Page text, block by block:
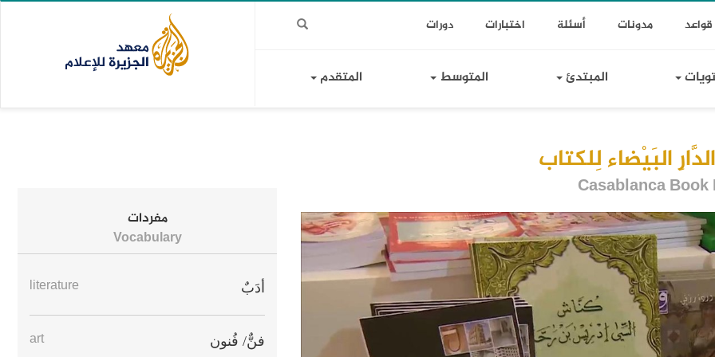
ToggleTop
قواعد مدونات أسئلة اختبارات دورات
المبتدئ المتوسط المتقدم
البَيْضاء لِلكتاب
Casablanca Book
مفردات
Vocabulary
أدَبٌ literature
فنٌّ/ فُنون art